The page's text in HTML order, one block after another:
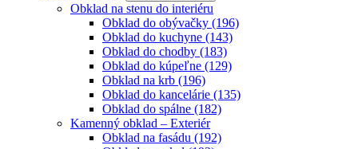
Obklad na stenu do interiéru
Obklad do obývačky (196)
Obklad do kuchyne (143)
Obklad do chodby (183)
Obklad do kúpeľne (129)
Obklad na krb (196)
Obklad do kancelárie (135)
Obklad do spálne (182)
Kamenný obklad – Exteriér
Obklad na fasádu (192)